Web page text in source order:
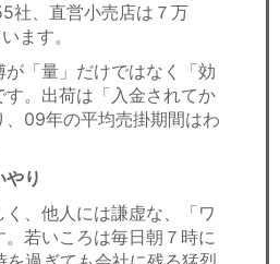
社、直営小売店は７万
ます。
「量」だけではなく「効
。出荷は「入金されてか
、09年の平均売掛期間はわ
り
、他人には謙虚な、「ワ
若いころは毎日朝７時に